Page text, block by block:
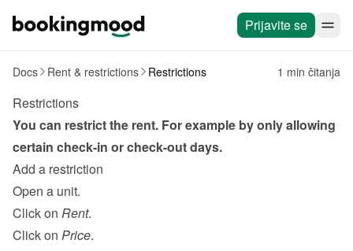
Prijavite se
Docs Rent & restrictions Restrictions 1 min čitanja
Restrictions
You can restrict the rent. For example by only allowing
certain check-in or check-out days.
Add a restriction
Open a unit.
Click on Rent.
Click on Price.